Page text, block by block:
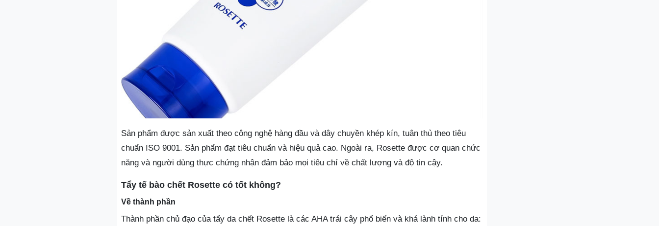
Sản phẩm được sản xuất theo công nghệ hàng đầu và dây chuyền khép kín, tuân thủ theo tiêu
chuẩn ISO 9001. Sản phẩm đạt tiêu chuẩn và hiệu quả cao. Ngoài ra, Rosette được cơ quan chức
năng và người dùng thực chứng nhận đảm bảo mọi tiêu chí về chất lượng và độ tin cậy.
Tẩy tế bào chết Rosette có tốt không?
Về thành phần
Thành phần chủ đạo của tẩy da chết Rosette là các AHA trái cây phổ biến và khá lành tính cho da: